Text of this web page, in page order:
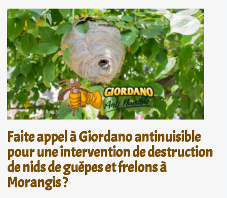
Faite appel à Giordano antinuisible
pour une intervention de destruction
de nids de guêpes et frelons à
Morangis ?